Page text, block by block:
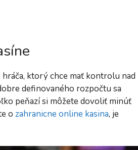
ktorý chce mať kontrolu nad
definovaného rozpočtu sa
peňazí si môžete dovoliť minúť
o zahranicne online kasina, je